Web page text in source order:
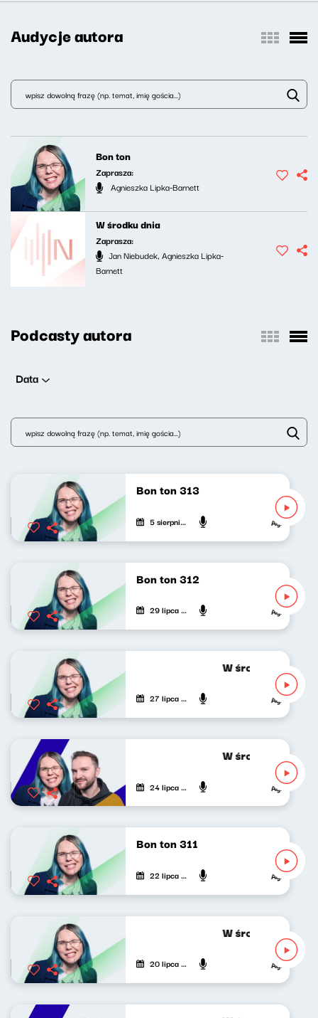
Audycje autora
Bon ton
Zaprasza:
Agnieszka Lipka-Barnett
W środku dnia
Zaprasza:
Jan Niebudek, Agnieszka Lipka-
Barnett
Podcasty autora
Data
Bon ton 313
5 sierpnia 2026 Agnieszka
Bon ton 312
29 lipca 2026 Agnieszka
W środku dnia
27 lipca 2026 Agnieszka
W środku dnia
24 lipca 2026 Agnieszka
Bon ton 311
22 lipca 2026 Agnieszka
W środku dnia
20 lipca 2026 Agnieszka